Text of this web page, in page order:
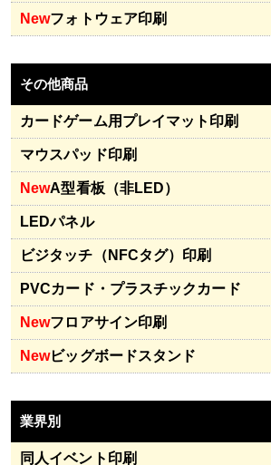
Newフォトウェア印刷
その他商品
カードゲーム用プレイマット印刷
マウスパッド印刷
NewA型看板（非LED）
LEDパネル
ビジタッチ（NFCタグ）印刷
PVCカード・プラスチックカード
Newフロアサイン印刷
Newビッグボードスタンド
業界別
同人イベント印刷